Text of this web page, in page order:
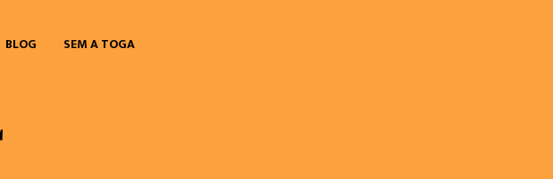
BLOG SEM A TOGA